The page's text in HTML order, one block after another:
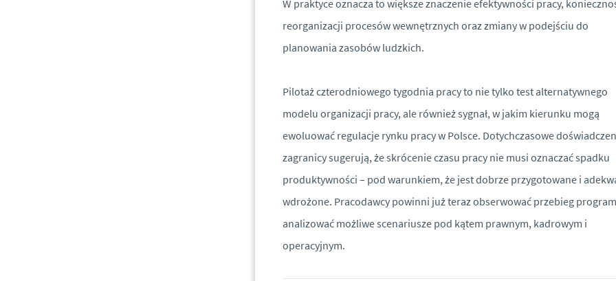
W praktyce oznacza to większe znaczenie efektywności pracy,
reorganizacji procesów wewnętrznych oraz zmiany w podejściu do
planowania zasobów ludzkich.
Pilotaż czterodniowego tygodnia pracy to nie tylko test alternatywnego
modelu organizacji pracy, ale również sygnał, w jakim kierunku mogą
ewoluować regulacje rynku pracy w Polsce. Dotychczasowe
zagranicy sugerują, że skrócenie czasu pracy nie musi oznaczać spadku
produktywności – pod warunkiem, że jest dobrze przygotowane i
wdrożone. Pracodawcy powinni już teraz obserwować przebieg
analizować możliwe scenariusze pod kątem prawnym, kadrowym i
operacyjnym.